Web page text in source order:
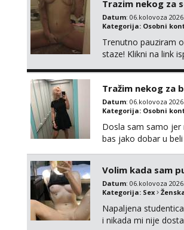
Trazim nekog za
Datum: 06.kolovoza 2026.
Kategorija: Osobni
Trenutno pauziram
staze! Klikni na link
Tražim nekog za
Datum: 06.kolovoza 2026.
Kategorija: Osobni
Dosla sam samo jer
bas jako dobar u
Volim kada sam
Datum: 06.kolovoza 2026.
Kategorija: Sex
Napaljena
i nikada mi nije